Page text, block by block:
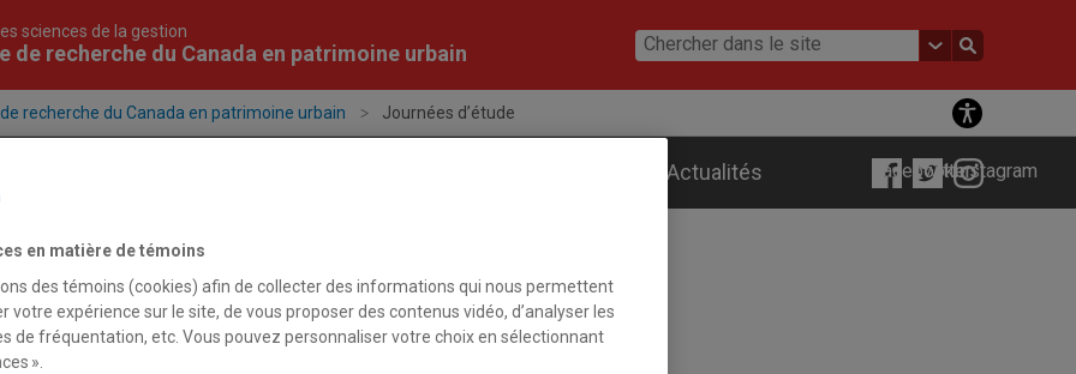
sciences de la gestion
de recherche du Canada en patrimoine urbain
recherche du Canada en patrimoine urbain Journées d’étude
Actualités Facebook
TwitterInstagram
d’étude
en matière de témoins
des témoins (cookies) afin de collecter des informations qui nous permettent
votre expérience sur le site, de vous proposer des contenus vidéo, d’analyser les
de fréquentation, etc. Vous pouvez personnaliser votre choix en sélectionnant
».